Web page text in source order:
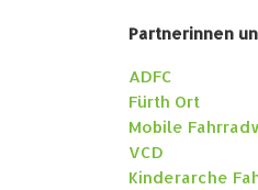
Partnerinnen
ADFC
Fürth Ort
Mobile
VCD
Kinderarche